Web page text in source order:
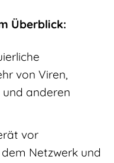
Überblick:
von Viren,
anderen
vor
Netzwerk und